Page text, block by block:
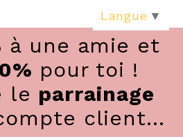
à une amie et
pour toi !
le parrainage
client...
Langue ▼